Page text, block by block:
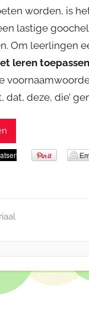
worden, is
lastige
Om leerlingen
leren toepassen
dat, deze, die’